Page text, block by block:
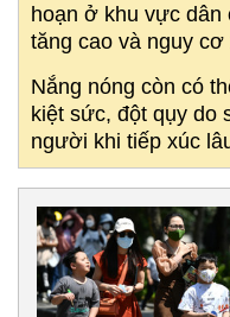
hoạn ở khu vực dân
tăng cao và nguy
Nắng nóng còn có
kiệt sức, đột qụy do
người khi tiếp xúc